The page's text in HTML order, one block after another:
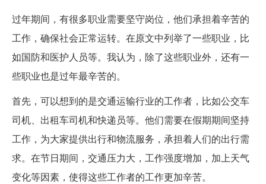
过年期间，有很多职业需要坚守岗位，他们承担着辛苦的
工作，确保社会正常运转。在原文中列举了一些职业，比
如国防和医护人员等。我认为，除了这些职业外，还有一
些职业也是过年最辛苦的。
首先，可以想到的是交通运输行业的工作者，比如公交车
司机、出租车司机和快递员等。他们需要在假期期间坚持
工作，为大家提供出行和物流服务，承担着人们的出行需
求。在节日期间，交通压力大，工作强度增加，加上天气
变化等因素，使得这些工作者的工作更加辛苦。